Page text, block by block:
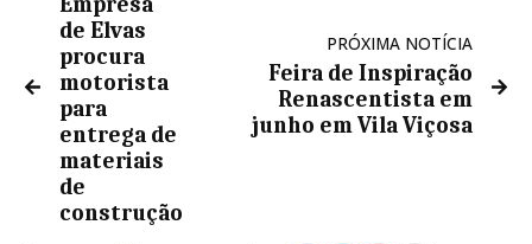
de Elvas
procura
motorista
para
entrega de
materiais
de
construção
PRÓXIMA NOTÍCIA
Feira de Inspiração
Renascentista em
junho em Vila Viçosa